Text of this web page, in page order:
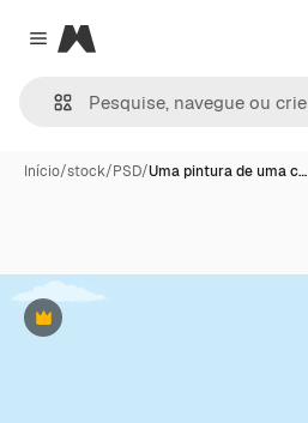
Close menu
Magnific
Início/stock/PSD/Uma pintura de uma c…
Premium